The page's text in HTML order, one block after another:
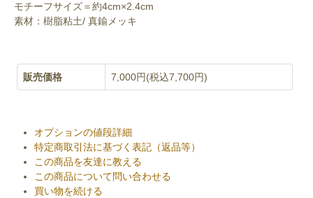
モチーフサイズ＝約4cm×2.4cm
素材：樹脂粘土/ 真鍮メッキ
販売価格 7,000円(税込7,700円)
オプションの値段詳細
特定商取引法に基づく表記（返品等）
この商品を友達に教える
この商品について問い合わせる
買い物を続ける